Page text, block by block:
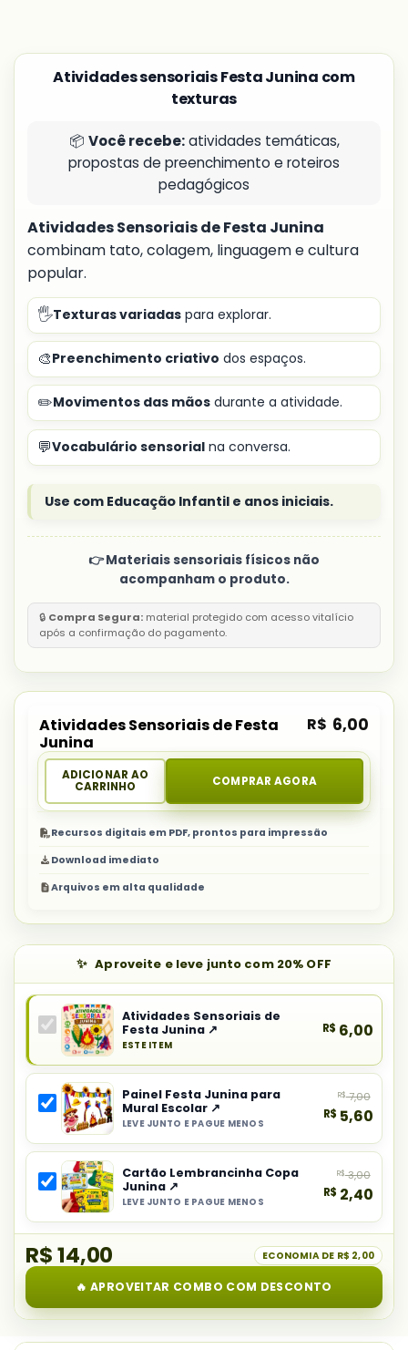
Atividades sensoriais Festa Junina com
texturas
📦 Você recebe:atividades temáticas,
propostas de preenchimento e roteiros
pedagógicos
Atividades Sensoriais de Festa Junina
combinam tato, colagem, linguagem e cultura
popular.
🖐️Texturas variadas para explorar.
🎨Preenchimento criativo dos espaços.
✏️Movimentos das mãos durante a atividade.
💬Vocabulário sensorial na conversa.
Use com Educação Infantil e anos iniciais.
👉 Materiais sensoriais físicos não
acompanham o produto.
🔒 Compra Segura: material protegido com acesso vitalício
após a confirmação do pagamento.
Atividades Sensoriais de Festa
Junina
R$ 6,00
ADICIONAR AO
CARRINHO
COMPRAR AGORA
Recursos digitais em PDF, prontos para impressão
Download imediato
Arquivos em alta qualidade
Aproveite e leve junto com 20% OFF
Produto
principal
do
combo:
Atividades
Sensoriais
de
Festa
Junina
Atividades Sensoriais de
Festa Junina ↗
ESTE ITEM
R$ 6,00
Selecionar
item
do
combo:
Painel
Festa
Junina
Mural
Escolar
Painel Festa Junina para
Mural Escolar ↗
LEVE JUNTO E PAGUE MENOS
R$7,00
R$ 5,60
Selecionar
item
do
Lembrancinha
Copa
Cartão Lembrancinha Copa
Junina ↗
LEVE JUNTO E PAGUE MENOS
R$3,00
R$ 2,40
R$ 14,00 ECONOMIA DE R$ 2,00
🔥 APROVEITAR COMBO COM DESCONTO